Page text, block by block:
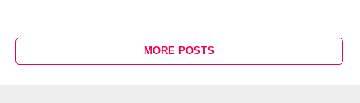
MORE POSTS